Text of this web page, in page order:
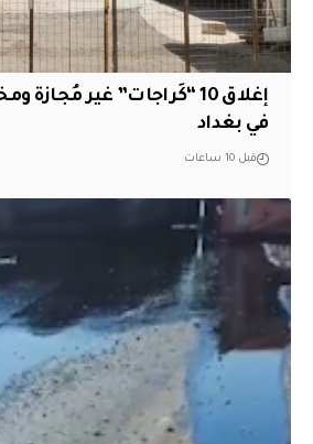
إغلاق 10 “كَراجات” غير
في بغداد
قبل 10 ساعات